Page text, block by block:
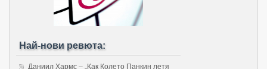
Най-нови ревюта:
Даниил Хармс – „Как Колето Панкин летя